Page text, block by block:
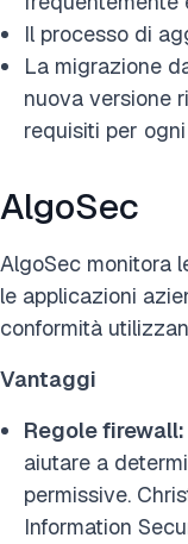
Il processo di
La migrazione
nuova versione
requisiti per
AlgoSec
AlgoSec monitora
le applicazioni
conformità
Vantaggi
Regole firewall:
aiutare a
permissive.
Information